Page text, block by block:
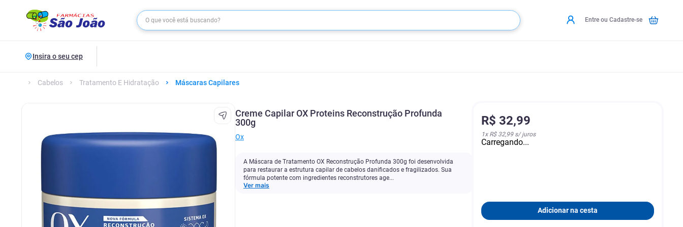
Entre ou Cadastre-se
Insira o seu cep
Cabelos Tratamento E Hidratação Máscaras Capilares
Creme Capilar OX Proteins Reconstrução Profunda
300g
Ox
A Máscara de Tratamento OX Reconstrução Profunda 300g foi desenvolvida
para restaurar a estrutura capilar de cabelos danificados e fragilizados. Sua
fórmula potente com ingredientes reconstrutores age...
Ver mais
R$ 32,99
1x R$ 32,99s/ juros
Carregando...
Adicionar na cesta